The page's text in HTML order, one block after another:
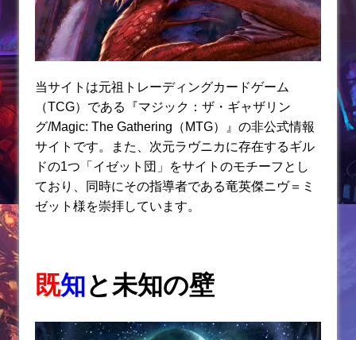
当サイトは元祖トレーディングカードゲーム
（TCG）である『マジック：ザ・ギャザリン
グ/Magic: The Gathering（MTG）』の非公式情報
サイトです。また、次元ラヴニカに存在するギル
ドの1つ「イゼット団」をサイトのモチーフとし
ており、同時にその指導者である竜英傑ニヴ＝ミ
ゼット様を崇拝しています。
既知と未知の壁